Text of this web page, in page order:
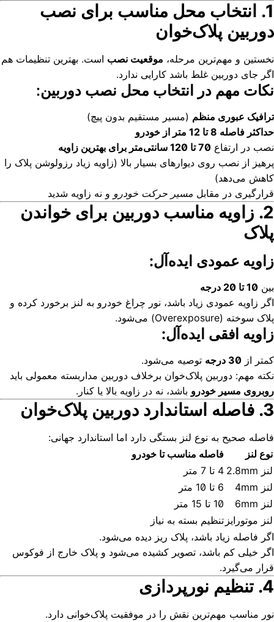
1. انتخاب محل مناسب برای نصب
دوربین پلاک‌خوان
نخستین و مهم‌ترین مرحله، موقعیت نصب است. بهترین تنظیمات هم
اگر جای دوربین غلط باشد کارایی ندارد.
نکات مهم در انتخاب محل نصب دوربین:
ترافیک عبوری منظم (مسیر مستقیم بدون پیچ)
حداکثر فاصله 8 تا 12 متر از خودرو
نصب در ارتفاع 70 تا 120 سانتی‌متر برای بهترین زاویه
پرهیز از نصب روی دیوارهای بسیار بالا (زاویه زیاد رزولوشن پلاک را
کاهش می‌دهد)
قرارگیری در مقابل مسیر حرکت خودرو و نه زاویه شدید
2. زاویه مناسب دوربین برای خواندن
پلاک
زاویه عمودی ایده‌آل:
بین 10 تا 20 درجه
اگر زاویه عمودی زیاد باشد، نور چراغ خودرو به لنز برخورد کرده و
پلاک سوخته (Overexposure) می‌شود.
زاویه افقی ایده‌آل:
کمتر از 30 درجه
توصیه می‌شود.
نکته مهم: دوربین پلاک‌خوان برخلاف دوربین مداربسته معمولی باید
روبروی مسیر خودرو باشد، نه در زاویه بالا یا کنار.
3. فاصله استاندارد دوربین پلاک‌خوان
فاصله صحیح به نوع لنز بستگی دارد اما استاندارد جهانی:
نوع لنز
فاصله مناسب تا خودرو
لنز 2.8mm
4 تا 7 متر
لنز 4mm
6 تا 10 متر
لنز 6mm
10 تا 15 متر
لنز موتورایز تنظیم بسته به نیاز
اگر فاصله زیاد باشد، پلاک ریز دیده می‌شود.
اگر خیلی کم باشد، تصویر کشیده می‌شود و پلاک خارج از فوکوس
قرار می‌گیرد.
4. تنظیم نورپردازی
نور مناسب مهم‌ترین نقش را در موفقیت پلاک‌خوانی دارد.